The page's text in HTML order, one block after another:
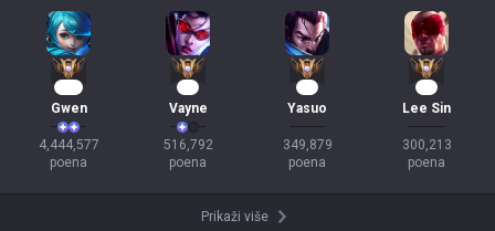
Gwen
4,444,577
poena
Vayne
516,792
poena
Yasuo
349,879
poena
Lee Sin
300,213
poena
Prikaži više